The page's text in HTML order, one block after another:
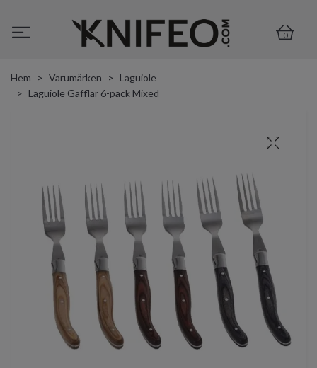
0
Hem Varumärken
Laguiole
Laguiole Gafflar 6-pack Mixed